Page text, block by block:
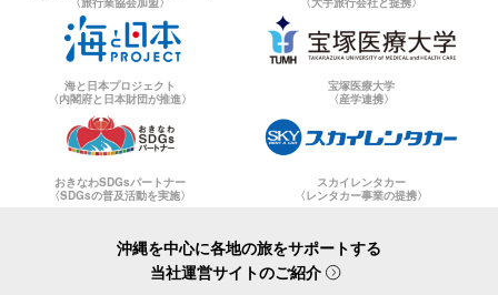
海と日本プロジェクト
〈内閣府と日本財団が推進〉
宝塚医療大学
〈産学連携〉
おきなわSDGsパートナー
〈SDGsの普及活動を実施〉
スカイレンタカー
〈レンタカー事業の提携〉
沖縄を中心に各地の旅をサポートする
当社運営サイトのご紹介